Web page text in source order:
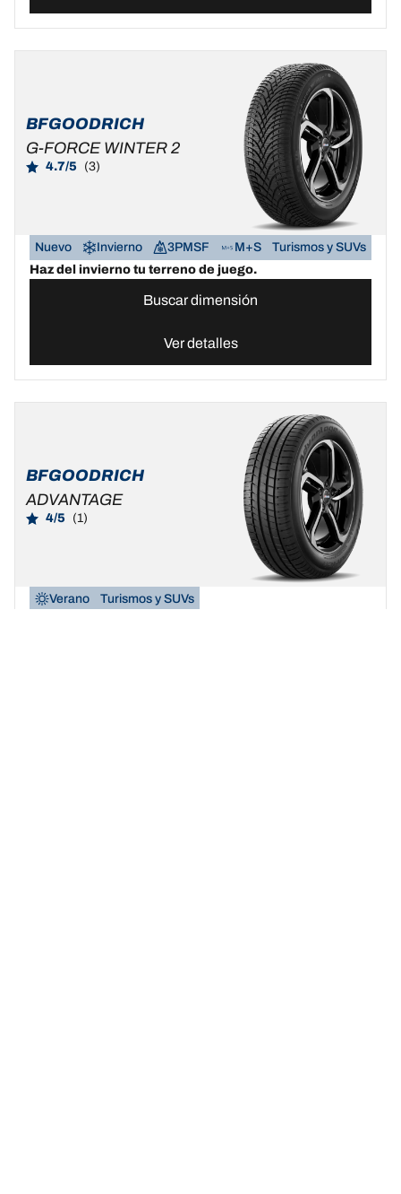
BFGOODRICH
G-FORCE WINTER 2
4.7/5 (3)
Nuevo Invierno 3PMSF M+S
Turismos y SUVs
Haz del invierno tu terreno de juego.
Buscar dimensión
Ver detalles
BFGOODRICH
ADVANTAGE
4/5 (1)
Verano
Turismos y SUVs